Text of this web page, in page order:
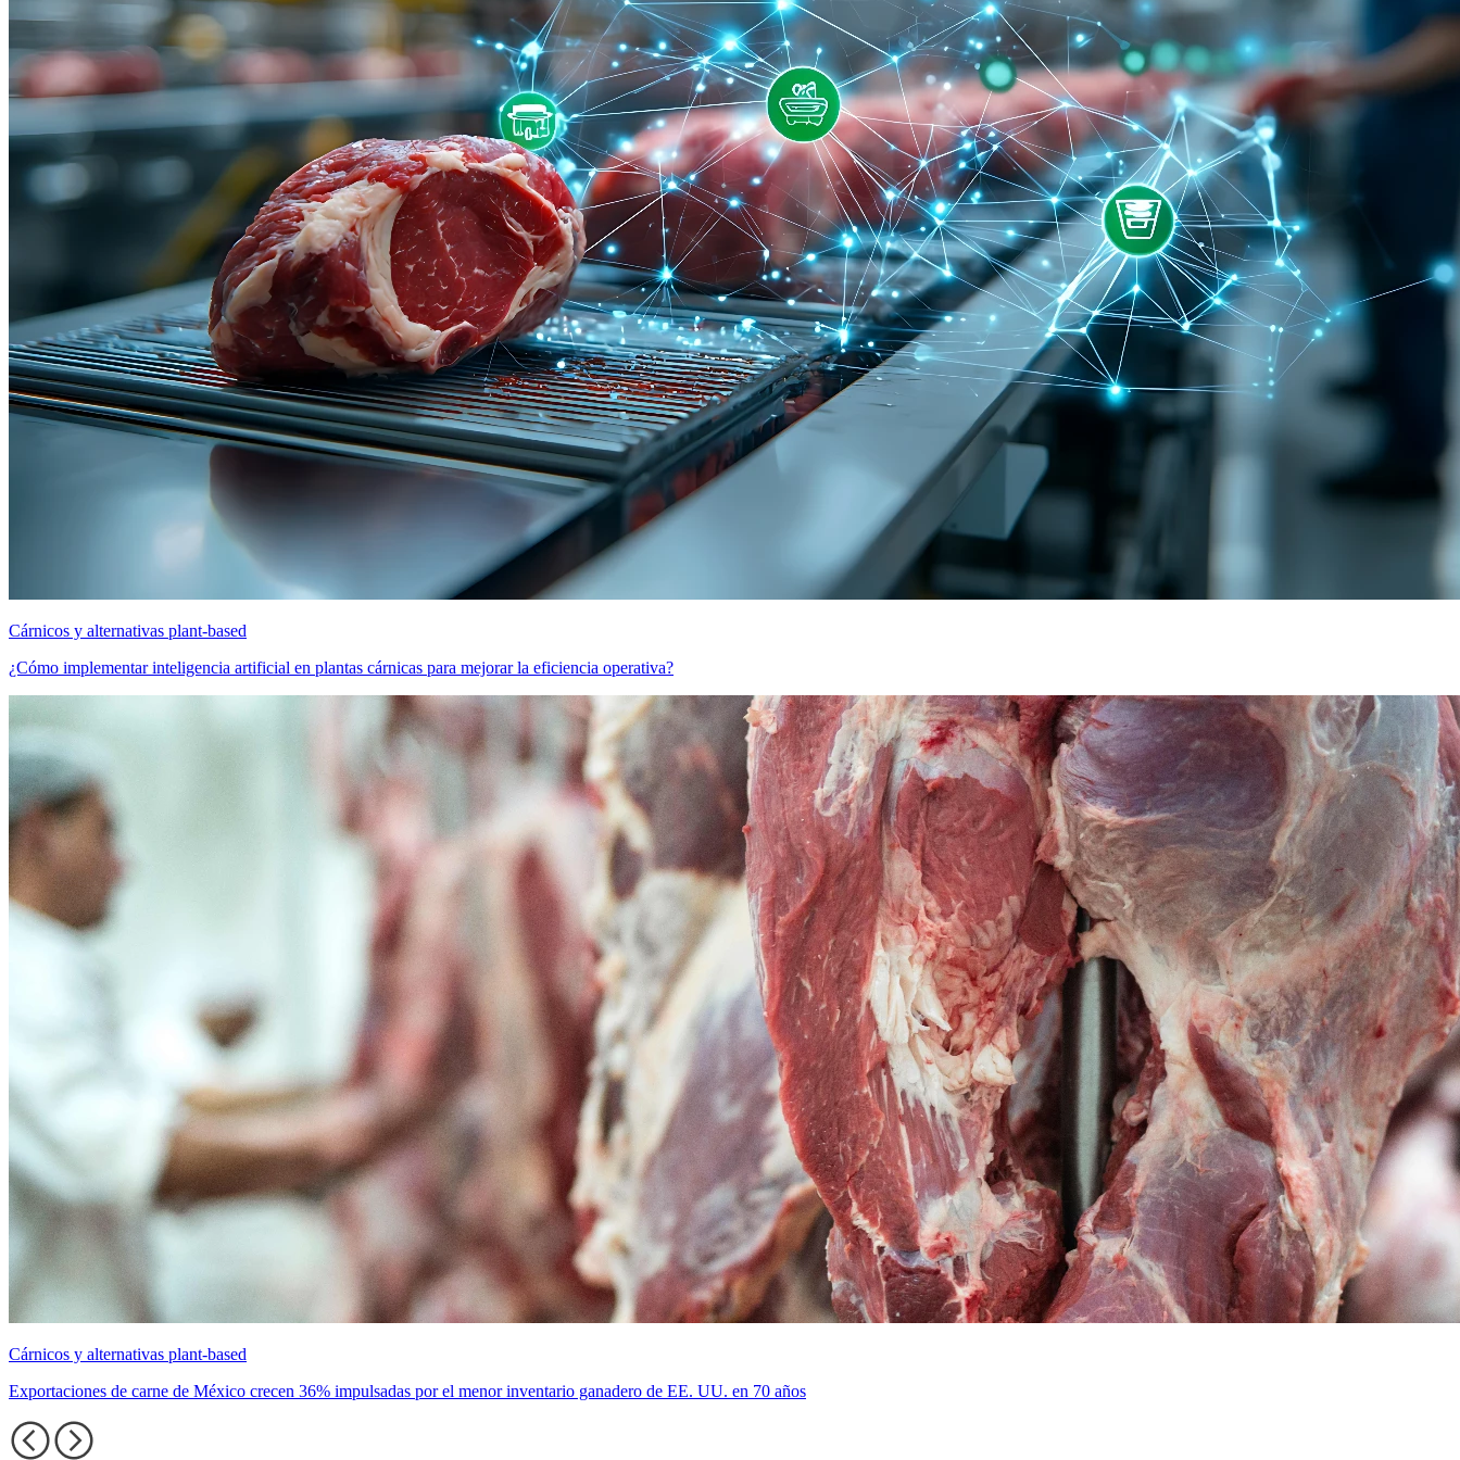
Cárnicos y alternativas plant-based
¿Cómo implementar inteligencia artificial en plantas cárnicas para mejorar la eficiencia operativa?
Cárnicos y alternativas plant-based
Exportaciones de carne de México crecen 36% impulsadas por el menor inventario ganadero de EE. UU. en 70 años